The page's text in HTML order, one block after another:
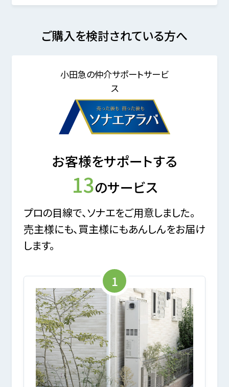
ご購入を検討されている方へ
小田急の仲介サポートサービ
ス
お客様をサポートする
13のサービス
プロの目線で、ソナエをご用意しました。
売主様にも、買主様にもあんしんをお届け
します。
1